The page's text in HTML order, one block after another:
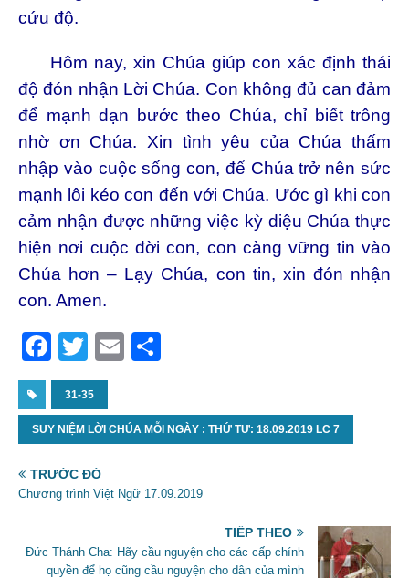
cứu độ.
Hôm nay, xin Chúa giúp con xác định thái
độ đón nhận Lời Chúa. Con không đủ can đảm
để mạnh dạn bước theo Chúa, chỉ biết trông
nhờ ơn Chúa. Xin tình yêu của Chúa thấm
nhập vào cuộc sống con, để Chúa trở nên sức
mạnh lôi kéo con đến với Chúa. Ước gì khi con
cảm nhận được những việc kỳ diệu Chúa thực
hiện nơi cuộc đời con, con càng vững tin vào
Chúa hơn – Lạy Chúa, con tin, xin đón nhận
con. Amen.
F
a
c
e
b
o
k
T
w
itt
er
E
l
e
31-35
SUY NIỆM LỜI CHÚA MỖI NGÀY : THỨ TƯ: 18.09.2019 LC 7
TRƯỚC ĐÓ
Chương trình Việt Ngữ 17.09.2019
TIẾP THEO
Đức Thánh Cha: Hãy cầu nguyện cho các cấp chính
quyền để họ cũng cầu nguyện cho dân của mình